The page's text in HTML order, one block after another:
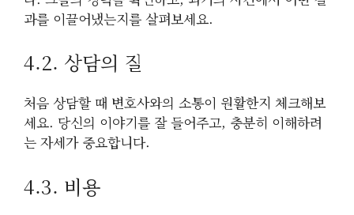
과를 이끌어냈는지를 살펴보세요.
4.2. 상담의 질
처음 상담할 때 변호사와의 소통이 원활한지 체크해보
세요. 당신의 이야기를 잘 들어주고, 충분히 이해하려
는 자세가 중요합니다.
4.3. 비용